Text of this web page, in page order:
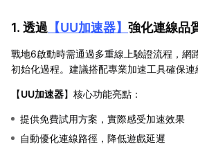
1. 透過 【UU加速器】 強化連線品
戰地6啟動時需通過多重線上驗證流程，網
初始化過程。建議搭配專業加速工具確保連
【UU加速器】核心功能亮點：
提供免費試用方案，實際感受加速效果
自動優化連線路徑，降低遊戲延遲